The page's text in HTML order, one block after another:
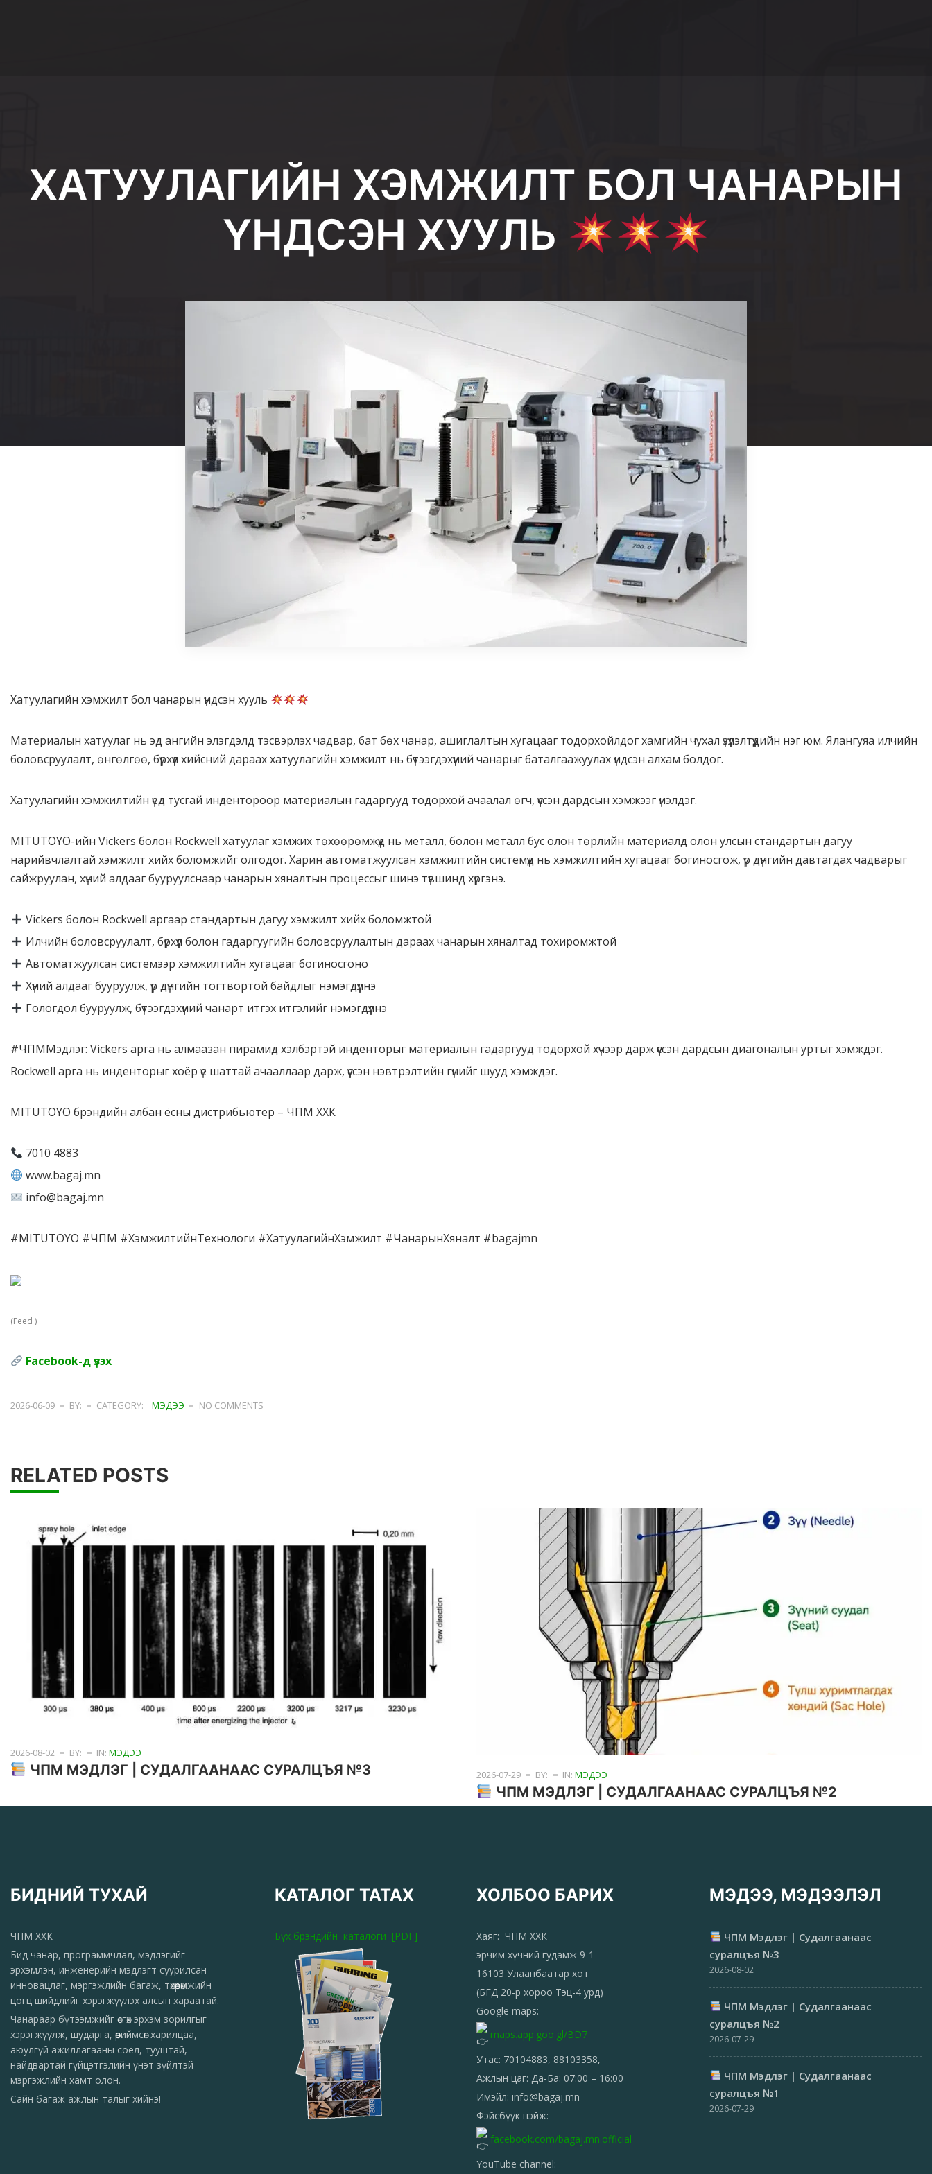
ХАТУУЛАГИЙН ХЭМЖИЛТ БОЛ ЧАНАРЫН
ҮНДСЭН ХУУЛЬ
Хатуулагийн хэмжилт бол чанарын үндсэн хууль
Материалын хатуулаг нь эд ангийн элэгдэлд тэсвэрлэх чадвар, бат бөх чанар, ашиглалтын хугацааг тодорхойлдог хамгийн чухал үзүүлэлтүүдийн нэг юм. Ялангуяа илчийн
боловсруулалт, өнгөлгөө, бүрхүүл хийсний дараах хатуулагийн хэмжилт нь бүтээгдэхүүний чанарыг баталгаажуулах үндсэн алхам болдог.
Хатуулагийн хэмжилтийн үед тусгай индентороор материалын гадаргууд тодорхой ачаалал өгч, үүссэн дардсын хэмжээг үнэлдэг.
MITUTOYO-ийн Vickers болон Rockwell хатуулаг хэмжих төхөөрөмжүүд нь металл, болон металл бус олон төрлийн материалд олон улсын стандартын дагуу
нарийвчлалтай хэмжилт хийх боломжийг олгодог. Харин автоматжуулсан хэмжилтийн системүүд нь хэмжилтийн хугацааг богиносгож, үр дүнгийн давтагдах чадварыг
сайжруулан, хүний алдааг бууруулснаар чанарын хяналтын процессыг шинэ түвшинд хүргэнэ.
Vickers болон Rockwell аргаар стандартын дагуу хэмжилт хийх боломжтой
Илчийн боловсруулалт, бүрхүүл болон гадаргуугийн боловсруулалтын дараах чанарын хяналтад тохиромжтой
Автоматжуулсан системээр хэмжилтийн хугацааг богиносгоно
Хүний алдааг бууруулж, үр дүнгийн тогтвортой байдлыг нэмэгдүүлнэ
Гологдол бууруулж, бүтээгдэхүүний чанарт итгэх итгэлийг нэмэгдүүлнэ
#ЧПММэдлэг: Vickers арга нь алмаазан пирамид хэлбэртэй инденторыг материалын гадаргууд тодорхой хүчээр дарж үүссэн дардсын диагоналын уртыг хэмждэг.
Rockwell арга нь инденторыг хоёр үе шаттай ачааллаар дарж, үүссэн нэвтрэлтийн гүнийг шууд хэмждэг.
MITUTOYO брэндийн албан ёсны дистрибьютер – ЧПМ ХХК
7010 4883
www.bagaj.mn
info@bagaj.mn
#MITUTOYO #ЧПМ #ХэмжилтийнТехнологи #ХатуулагийнХэмжилт #ЧанарынХяналт #bagajmn
(Feed )
Facebook-д үзэх
2026-06-09 BY: CATEGORY: МЭДЭЭ NO COMMENTS
RELATED POSTS
2026-08-02 BY: IN: МЭДЭЭ
ЧПМ МЭДЛЭГ | СУДАЛГААНААС СУРАЛЦЪЯ №3 2026-07-29 BY: IN: МЭДЭЭ
ЧПМ МЭДЛЭГ | СУДАЛГААНААС СУРАЛЦЪЯ №2
БИДНИЙ ТУХАЙ
ЧПМ ХХК
Бид чанар, программчлал, мэдлэгийг
эрхэмлэн, инженерийн мэдлэгт суурилсан
инновацлаг, мэргэжлийн багаж, төхөөрөмжийн
цогц шийдлийг хэрэгжүүлэх алсын хараатай.
Чанараар бүтээмжийг өсгөх эрхэм зорилгыг
хэрэгжүүлж, шударга, өөриймсөг харилцаа,
аюулгүй ажиллагааны соёл, тууштай,
найдвартай гүйцэтгэлийн үнэт зүйлтэй
мэргэжлийн хамт олон.
Сайн багаж ажлын талыг хийнэ!
КАТАЛОГ ТАТАХ
Бүх брэндийн каталоги [PDF]
ХОЛБОО БАРИХ
Хаяг: ЧПМ ХХК
эрчим хүчний гудамж 9-1
16103 Улаанбаатар хот
(БГД 20-р хороо Тэц-4 урд)
Google maps:
maps.app.goo.gl/BD7
Утас: 70104883, 88103358,
Ажлын цаг: Да-Ба: 07:00 – 16:00
Имэйл: info@bagaj.mn
Фэйсбүүк пэйж:
facebook.com/bagaj.mn.official
YouTube channel:
МЭДЭЭ, МЭДЭЭЛЭЛ
ЧПМ Мэдлэг | Судалгаанаас
суралцъя №3
2026-08-02
ЧПМ Мэдлэг | Судалгаанаас
суралцъя №2
2026-07-29
ЧПМ Мэдлэг | Судалгаанаас
суралцъя №1
2026-07-29